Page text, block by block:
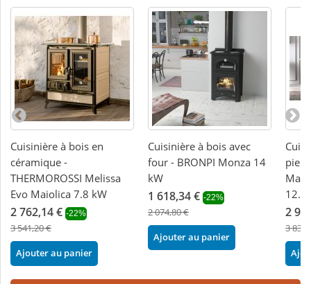
Cuisinière à bois en
céramique -
THERMOROSSI Melissa
Evo Maiolica 7.8 kW
2 762,14 € -22%
3 541,20 €
Ajouter au panier
Cuisinière à bois avec
four - BRONPI Monza 14
kW
1 618,34 € -22%
2 074,80 €
Ajouter au panier
12.1
2
3